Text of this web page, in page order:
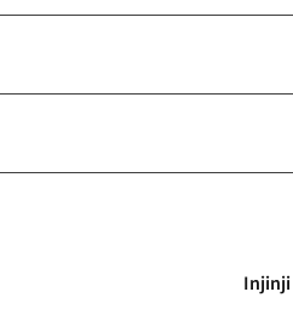
Injinji